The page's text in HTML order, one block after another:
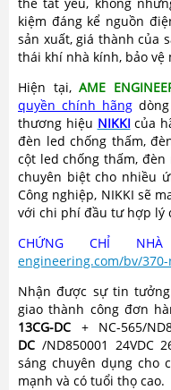
kiệm đáng kể nguồn
sản xuất, giá thành của
thái khí nhà kính, bảo vệ
Hiện tại,AME
quyền chính hãng
thương hiệu NIKKIcủa
đèn led chống thấm,
cột led chống thấm,
chuyên biệt cho nhiều
Công nghiệp, NIKKI sẽ
với chi phí đầu tư hợp lý
CHỨNG CHỈ
engineering.com/bv/
Nhận được sự tin
giao thành công đơn
13CG-DC + NC-565/
DC /ND850001 24VDC
sáng chuyên dụng cho
mạnh và có tuổi thọ cao.